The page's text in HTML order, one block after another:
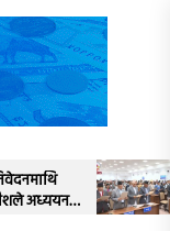
प्रतिनिधिसभाको बैठक
स्थगित